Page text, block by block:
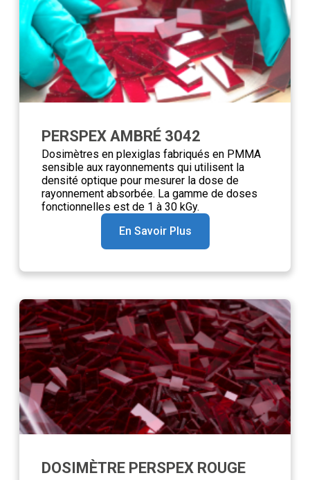
PERSPEX AMBRÉ 3042
Dosimètres en plexiglas fabriqués en PMMA
sensible aux rayonnements qui utilisent la
densité optique pour mesurer la dose de
rayonnement absorbée. La gamme de doses
fonctionnelles est de 1 à 30 kGy.
En Savoir Plus
DOSIMÈTRE PERSPEX ROUGE